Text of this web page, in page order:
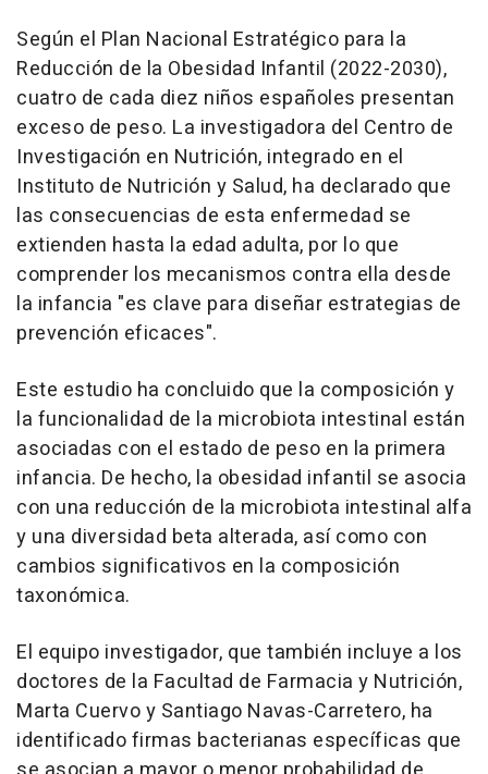
Según el Plan Nacional Estratégico para la
Reducción de la Obesidad Infantil (2022-2030),
cuatro de cada diez niños españoles presentan
exceso de peso. La investigadora del Centro de
Investigación en Nutrición, integrado en el
Instituto de Nutrición y Salud, ha declarado que
las consecuencias de esta enfermedad se
extienden hasta la edad adulta, por lo que
comprender los mecanismos contra ella desde
la infancia "es clave para diseñar estrategias de
prevención eficaces".
Este estudio ha concluido que la composición y
la funcionalidad de la microbiota intestinal están
asociadas con el estado de peso en la primera
infancia. De hecho, la obesidad infantil se asocia
con una reducción de la microbiota intestinal alfa
y una diversidad beta alterada, así como con
cambios significativos en la composición
taxonómica.
El equipo investigador, que también incluye a los
doctores de la Facultad de Farmacia y Nutrición,
Marta Cuervo y Santiago Navas-Carretero, ha
identificado firmas bacterianas específicas que